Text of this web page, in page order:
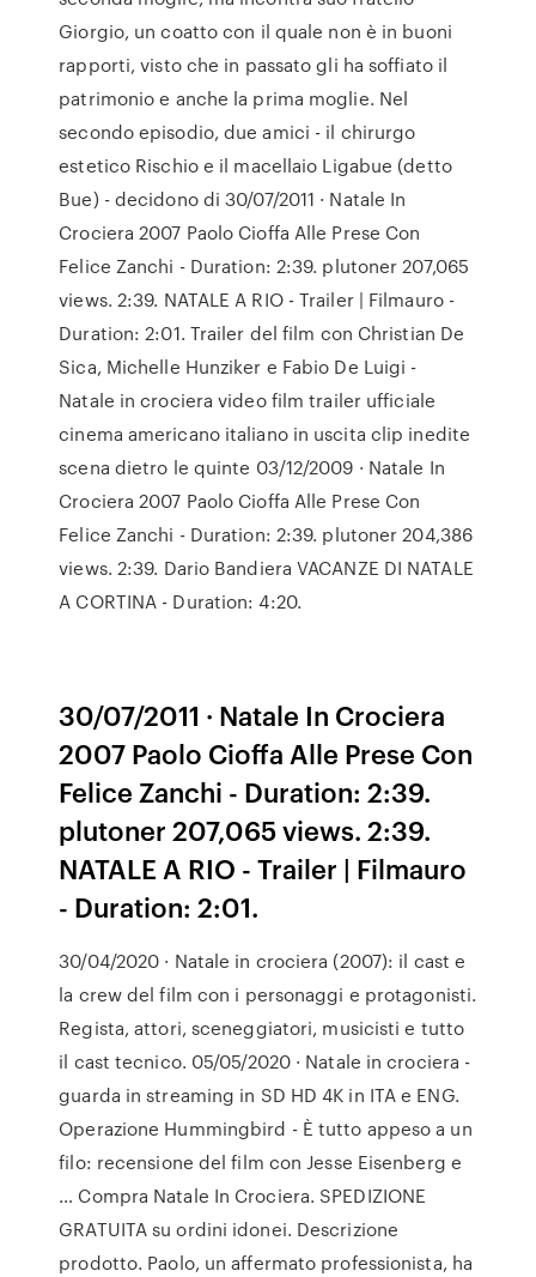
Giorgio, un coatto con il quale non è in buoni
rapporti, visto che in passato gli ha soffiato il
patrimonio e anche la prima moglie. Nel
secondo episodio, due amici - il chirurgo
estetico Rischio e il macellaio Ligabue (detto
Bue) - decidono di 30/07/2011 · Natale In
Crociera 2007 Paolo Cioffa Alle Prese Con
Felice Zanchi - Duration: 2:39. plutoner 207,065
views. 2:39. NATALE A RIO - Trailer | Filmauro -
Duration: 2:01. Trailer del film con Christian De
Sica, Michelle Hunziker e Fabio De Luigi -
Natale in crociera video film trailer ufficiale
cinema americano italiano in uscita clip inedite
scena dietro le quinte 03/12/2009 · Natale In
Crociera 2007 Paolo Cioffa Alle Prese Con
Felice Zanchi - Duration: 2:39. plutoner 204,386
views. 2:39. Dario Bandiera VACANZE DI NATALE
A CORTINA - Duration: 4:20.
30/07/2011 · Natale In Crociera
2007 Paolo Cioffa Alle Prese Con
Felice Zanchi - Duration: 2:39.
plutoner 207,065 views. 2:39.
NATALE A RIO - Trailer | Filmauro
- Duration: 2:01.
30/04/2020 · Natale in crociera (2007): il cast e
la crew del film con i personaggi e protagonisti.
Regista, attori, sceneggiatori, musicisti e tutto
il cast tecnico. 05/05/2020 · Natale in crociera -
guarda in streaming in SD HD 4K in ITA e ENG.
Operazione Hummingbird - È tutto appeso a un
filo: recensione del film con Jesse Eisenberg e
… Compra Natale In Crociera. SPEDIZIONE
GRATUITA su ordini idonei. Descrizione
prodotto. Paolo, un affermato professionista, ha